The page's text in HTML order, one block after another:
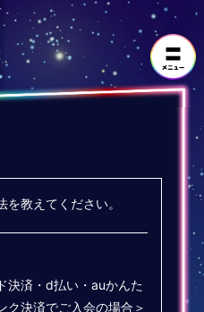
教えてください。
決済・d払い・auかんた
ク決済でご入会の場合＞